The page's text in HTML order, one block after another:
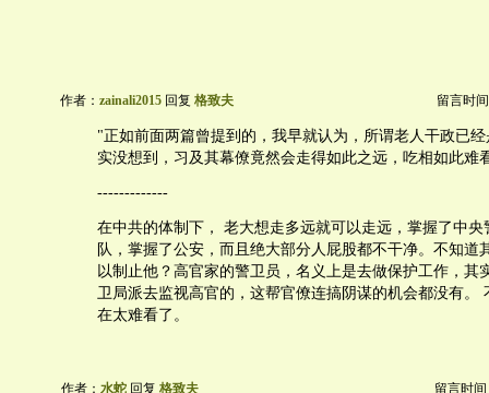
作者： zainali2015 回复 格致夫 留言时
"正如前面两篇曾提到的，我早就认为，所谓老人干政已
实没想到，习及其幕僚竟然会走得如此之远，吃相如此难
-------------
在中共的体制下， 老大想走多远就可以走远，掌握了中央
队，掌握了公安，而且绝大部分人屁股都不干净。不知道
以制止他？高官家的警卫员，名义上是去做保护工作，其
卫局派去监视高官的，这帮官僚连搞阴谋的机会都没有。
在太难看了。
作者： 水蛇 回复 格致夫 留言时间